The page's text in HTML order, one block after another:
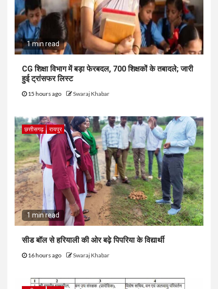
1 min read
CG शिक्षा विभाग में बड़ा फेरबदल, 700 शिक्षकों के तबादले; जारी
हुई ट्रांसफर लिस्ट
15 hours ago Swaraj Khabar
छत्तीसगढ़ रायपुर
1 min read
सीड बॉल से हरियाली की ओर बढ़े पिपरिया के विद्यार्थी
16 hours ago Swaraj Khabar